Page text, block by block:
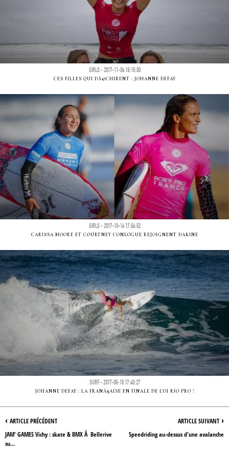
GIRLS - 2017-11-06 18:15:00
CES FILLES QUI DÃ©CHIRENT : JOHANNE DEFAY
GIRLS - 2017-10-16 17:04:52
CARISSA MOORE ET COURTNEY CONLOGUE REJOIGNENT DAKINE
SURF - 2017-05-15 17:40:27
JOHANNE DEFAY : LA FRANÃ§AISE EN FINALE DE L'OI RIO PRO !
ARTICLE SUIVANT ›
Speedriding au-dessus d'une avalanche
‹ ARTICLE PRÉCÉDENT
JAM' GAMES Vichy : skate & BMX Ã Bellerive
su...